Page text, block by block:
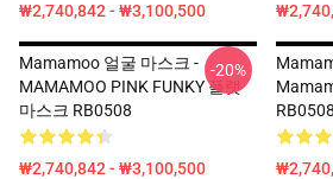
₩2,740,842 - ₩3,100,500
Mamamoo 얼굴 마스크 -
MAMAMOO PINK FUNKY 플랫
마스크 RB0508
₩2,740,842 - ₩3,100,500
-20%
RB0508